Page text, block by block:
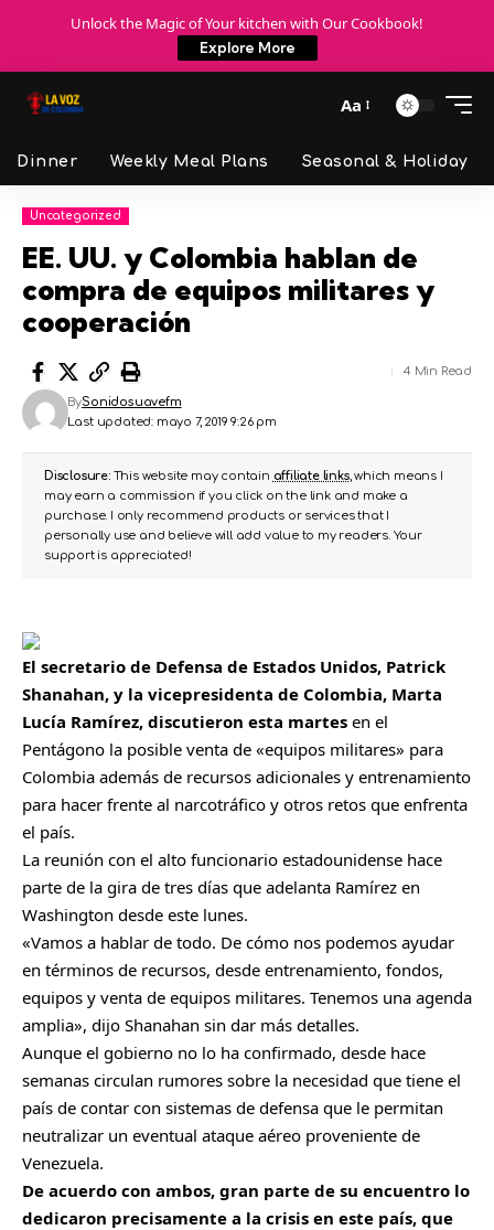
Unlock the Magic of Your kitchen with Our Cookbook!
Explore More
Aa
Dinner Weekly Meal Plans Seasonal & Holiday
Uncategorized
EE. UU. y Colombia hablan de
compra de equipos militares y
cooperación
Last updated: mayo 7, 2019 9:26 pm
BySonidosuavefm
4 Min Read
Disclosure:This website may contain affiliate links, which means I
may earn a commission if you click on the link and make a
purchase. I only recommend products or services that I
personally use and believe will add value to my readers. Your
support is appreciated!
El secretario de Defensa de Estados Unidos, Patrick
Shanahan, y la vicepresidenta de Colombia, Marta
Lucía Ramírez, discutieron esta martes en el
Pentágono la posible venta de «equipos militares» para
Colombia además de recursos adicionales y entrenamiento
para hacer frente al narcotráfico y otros retos que enfrenta
el país.
La reunión con el alto funcionario estadounidense hace
parte de la gira de tres días que adelanta Ramírez en
Washington desde este lunes.
«Vamos a hablar de todo. De cómo nos podemos ayudar
en términos de recursos, desde entrenamiento, fondos,
equipos y venta de equipos militares. Tenemos una agenda
amplia», dijo Shanahan sin dar más detalles.
Aunque el gobierno no lo ha confirmado, desde hace
semanas circulan rumores sobre la necesidad que tiene el
país de contar con sistemas de defensa que le permitan
neutralizar un eventual ataque aéreo proveniente de
Venezuela.
De acuerdo con ambos, gran parte de su encuentro lo
dedicaron precisamente a la crisis en este país, que